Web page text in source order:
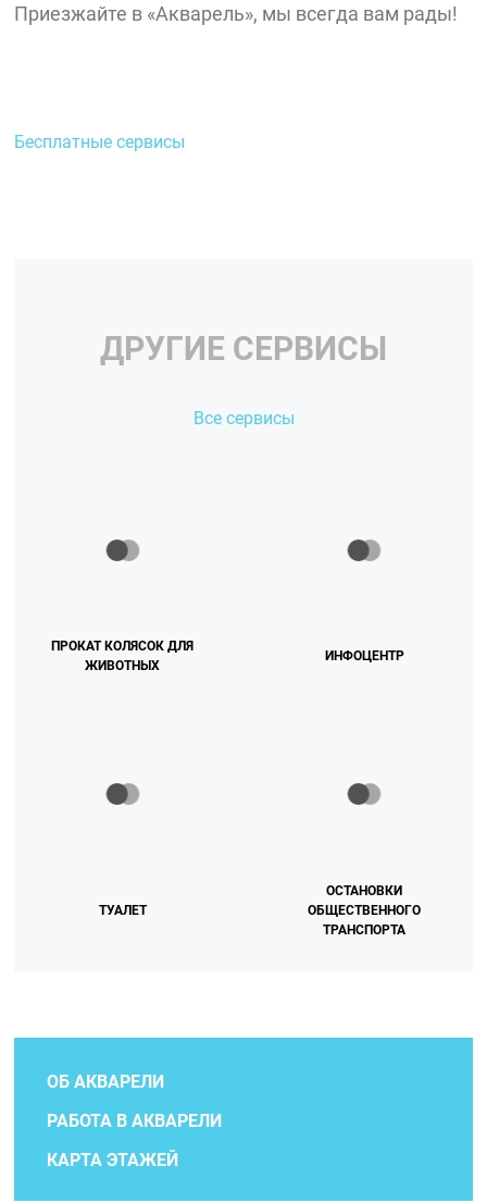
Приезжайте в «Акварель», мы всегда вам рады!
Бесплатные сервисы
ДРУГИЕ СЕРВИСЫ
Все сервисы
ПРОКАТ КОЛЯСОК ДЛЯ
ЖИВОТНЫХ
ИНФОЦЕНТР
ТУАЛЕТ
ОСТАНОВКИ
ОБЩЕСТВЕННОГО
ТРАНСПОРТА
ОБ АКВАРЕЛИ
РАБОТА В АКВАРЕЛИ
КАРТА ЭТАЖЕЙ